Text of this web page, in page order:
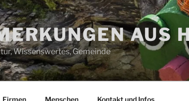
AUS
Wissenswertes, Gemeinde
Firmen Menschen Kontakt und Infos